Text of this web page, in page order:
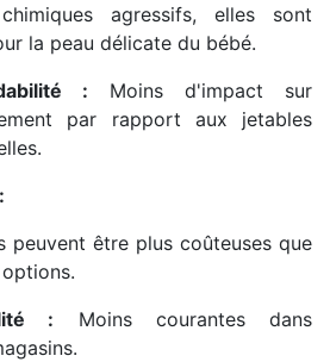
agressifs, elles sont
la peau délicate du bébé.
: Moins d'impact sur
par rapport aux jetables
peuvent être plus coûteuses que
: Moins courantes dans